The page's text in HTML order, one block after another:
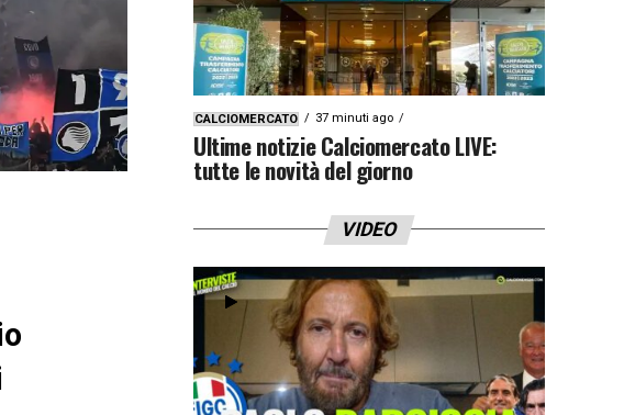
CALCIOMERCATO 37 minuti ago
Ultime notizie Calciomercato LIVE:
tutte le novità del giorno
VIDEO